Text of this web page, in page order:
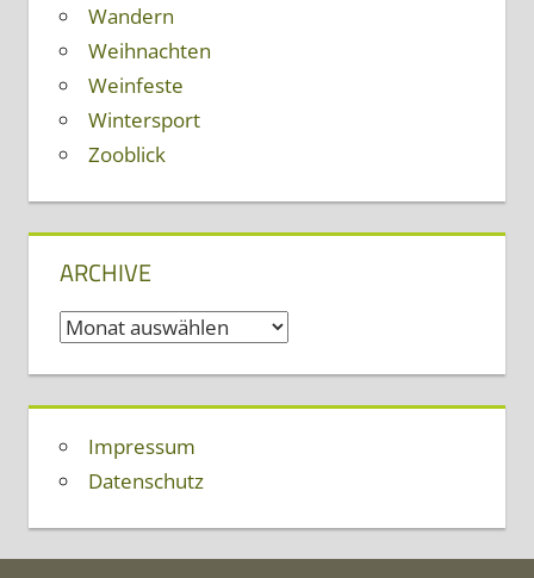
Wandern
Weihnachten
Weinfeste
Wintersport
Zooblick
ARCHIVE
Archive
Impressum
Datenschutz